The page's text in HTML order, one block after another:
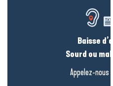
Baisse
Sourd ou
Appelez-nous en